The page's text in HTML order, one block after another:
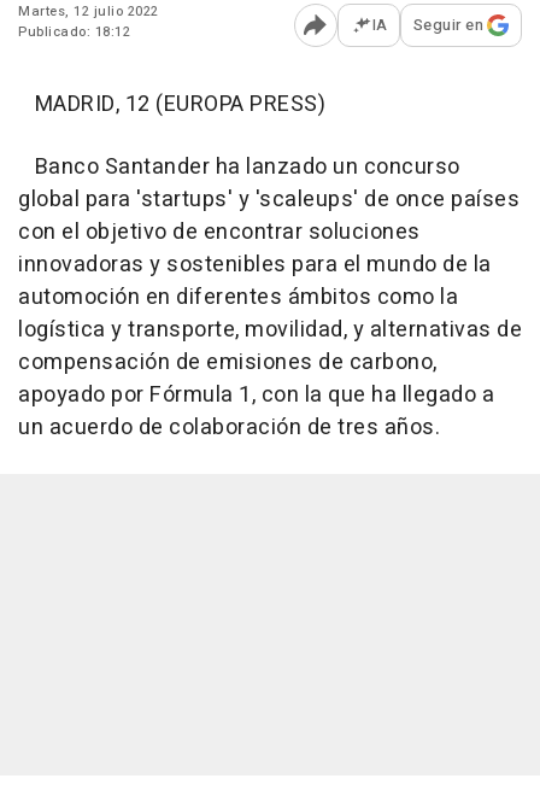
Martes, 12 julio 2022
Publicado: 18:12
Abrir opciones para
IA Seguir en
MADRID, 12 (EUROPA PRESS)
Banco Santander ha lanzado un concurso
global para 'startups' y 'scaleups' de once países
con el objetivo de encontrar soluciones
innovadoras y sostenibles para el mundo de la
automoción en diferentes ámbitos como la
logística y transporte, movilidad, y alternativas de
compensación de emisiones de carbono,
apoyado por Fórmula 1, con la que ha llegado a
un acuerdo de colaboración de tres años.